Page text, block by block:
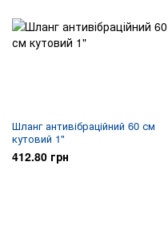
Шланг антивібраційний 60 см
кутовий 1"
412.80 грн